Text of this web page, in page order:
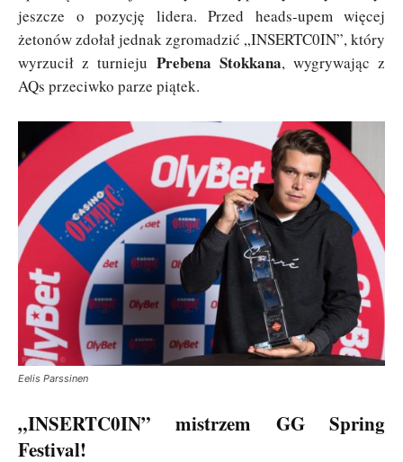
jeszcze o pozycję lidera. Przed heads-upem więcej
żetonów zdołał jednak zgromadzić „INSERTC0IN”, który
wyrzucił z turnieju Prebena Stokkana, wygrywając z
AQs przeciwko parze piątek.
Eelis Parssinen
„INSERTC0IN” mistrzem GG Spring
Festival!